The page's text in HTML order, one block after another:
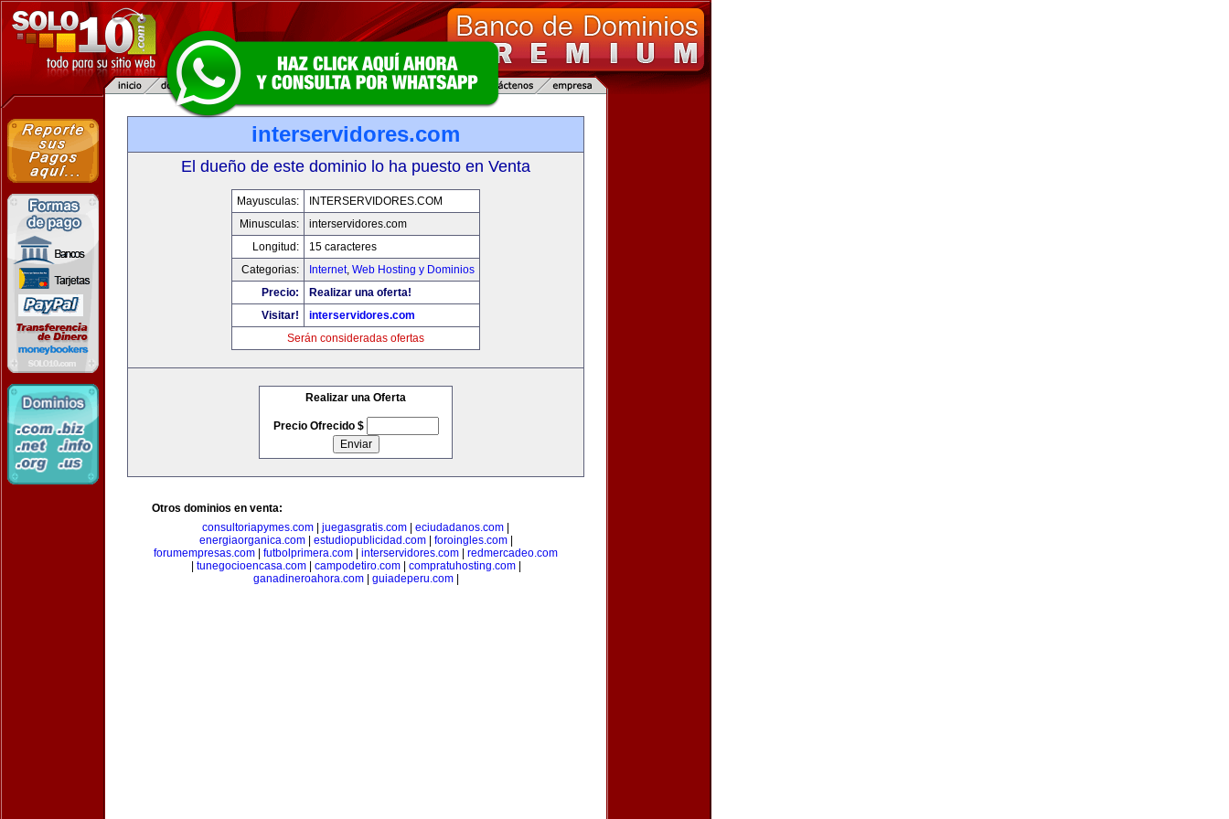
interservidores.com
El dueño de este dominio lo ha puesto en Venta
Mayusculas:
INTERSERVIDORES.COM
Minusculas:
interservidores.com
Longitud:
15 caracteres
Categorias:
Internet, Web Hosting y Dominios
Precio:
Realizar una oferta!
Visitar!
interservidores.com
Serán consideradas ofertas
Realizar una Oferta
Precio Ofrecido $
Otros dominios en venta:
consultoriapymes.com
juegasgratis.com eciudadanos.com
energiaorganica.com| estudiopublicidad.com| foroingles.com|
forumempresas.com
futbolprimera.com interservidores.com
redmercadeo.com
tunegocioencasa.com| campodetiro.com| compratuhosting.com|
ganadineroahora.com| guiadeperu.com|